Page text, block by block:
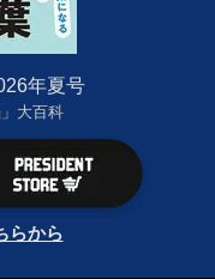
年夏号
大百科
らから